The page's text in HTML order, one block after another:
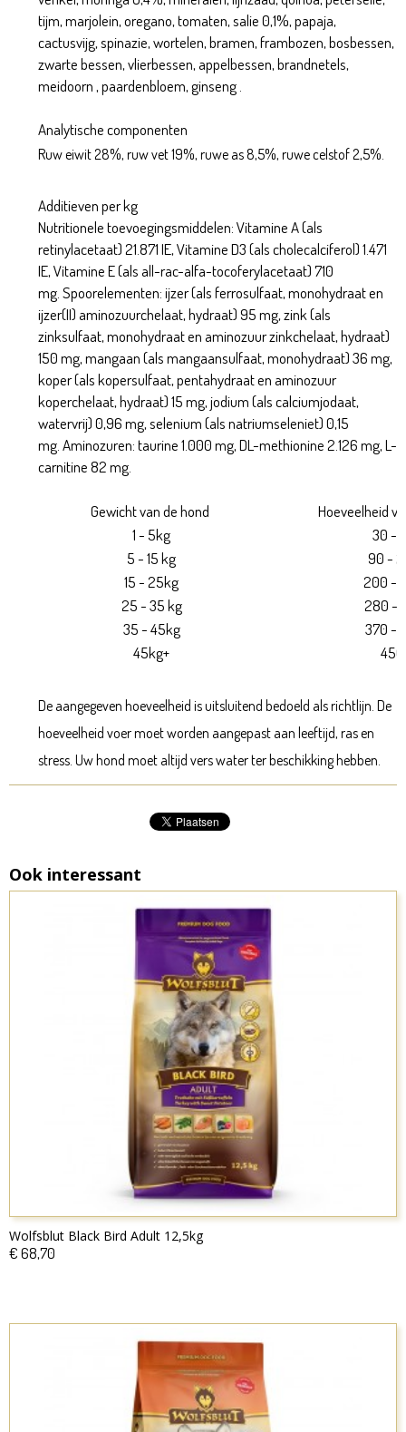
tijm, marjolein, oregano, tomaten, salie 0,1%, papaja,
cactusvijg, spinazie, wortelen, bramen, frambozen, bosbessen,
zwarte bessen, vlierbessen, appelbessen, brandnetels,
meidoorn , paardenbloem, ginseng .
Analytische componenten
Ruw eiwit 28%, ruw vet 19%, ruwe as 8,5%, ruwe celstof 2,5%.
Additieven per kg
Nutritionele toevoegingsmiddelen: Vitamine A (als
retinylacetaat) 21.871 IE, Vitamine D3 (als cholecalciferol) 1.471
IE, Vitamine E (als all-rac-alfa-tocoferylacetaat) 710
mg. Spoorelementen: ijzer (als ferrosulfaat, monohydraat en
ijzer(II) aminozuurchelaat, hydraat) 95 mg, zink (als
zinksulfaat, monohydraat en aminozuur zinkchelaat, hydraat)
150 mg, mangaan (als mangaansulfaat, monohydraat) 36 mg,
koper (als kopersulfaat, pentahydraat en aminozuur
koperchelaat, hydraat) 15 mg, jodium (als calciumjodaat,
watervrij) 0,96 mg, selenium (als natriumseleniet) 0,15
mg. Aminozuren: taurine 1.000 mg, DL-methionine 2.126 mg, L-
carnitine 82 mg.
Gewicht van de hond
Hoeveelheid
1 - 5kg
30 -
5 - 15 kg
90 -
15 - 25kg
200 -
25 - 35 kg
280 -
35 - 45kg
370 -
45kg+
De aangegeven hoeveelheid is uitsluitend bedoeld als richtlijn. De
hoeveelheid voer moet worden aangepast aan leeftijd, ras en
stress. Uw hond moet altijd vers water ter beschikking hebben.
Ook interessant
Wolfsblut Black Bird Adult 12,5kg
€ 68,70